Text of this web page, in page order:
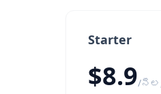
Starter
$8.9/